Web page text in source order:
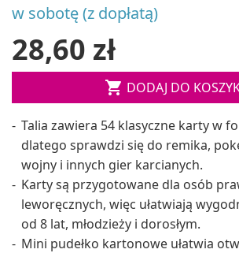
w sobotę (z dopłatą)
28,60 zł
 DODAJ DO
Talia zawiera 54 klasyczne karty w
dlatego sprawdzi się do remika,
wojny i innych gier karcianych.
Karty są przygotowane dla osób
leworęcznych, więc ułatwiają
od 8 lat, młodzieży i dorosłym.
Mini pudełko kartonowe ułatwia